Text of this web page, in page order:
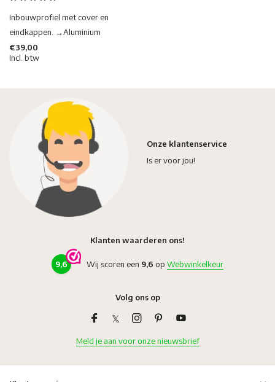
Inbouwprofiel met cover en
eindkappen. →Aluminium
€39,00
Incl. btw
Onze klantenservice
Is er voor jou!
Klanten waarderen ons!
9,6 Wij scoren een 9,6 op Webwinkelkeur
Volg ons op
Meld je aan voor onze nieuwsbrief